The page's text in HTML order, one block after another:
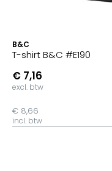
B&C
T-shirt B&C #E190
€ 7,16
excl. btw
€ 8,66
incl. btw